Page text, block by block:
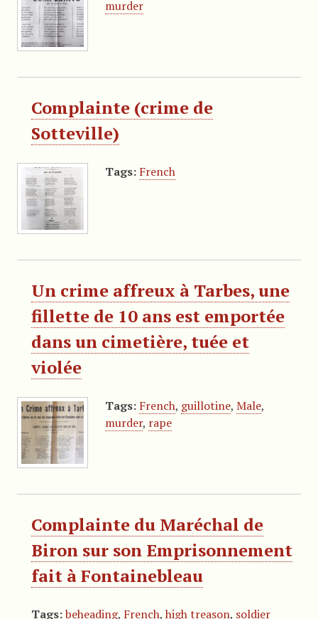
murder
Complainte (crime de
Sotteville)
Tags: French
Un crime affreux à Tarbes, une
fillette de 10 ans est emportée
dans un cimetière, tuée et
violée
Tags: French, guillotine, Male,
murder, rape
Complainte du Maréchal de
Biron sur son Emprisonnement
fait à Fontainebleau
Tags:beheading, French, high treason, soldier